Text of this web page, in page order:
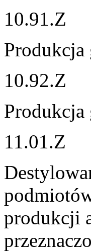
10.91.Z
Produkcja
10.92.Z
11.01.Z
produkcji